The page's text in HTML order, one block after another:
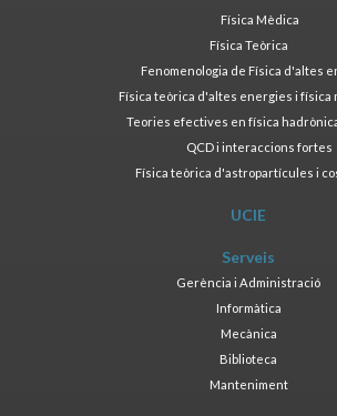
Física Mèdica
Física Teòrica
Fenomenologia de Física d'altes
Física teòrica d'altes energies i física
Teories efectives en física
QCD i interaccions fortes
Física teòrica d'astropartícules i
UCIE
Serveis
Gerència i Administració
Informàtica
Mecànica
Biblioteca
Manteniment